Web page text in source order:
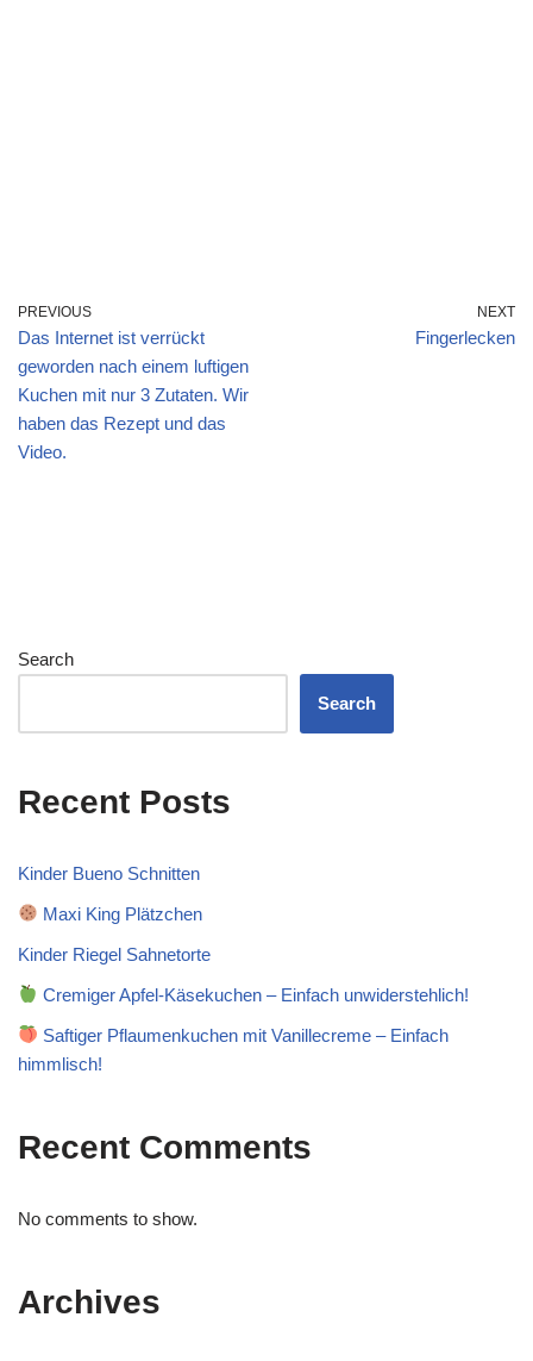
PREVIOUS
Das Internet ist verrückt
geworden nach einem luftigen
Kuchen mit nur 3 Zutaten. Wir
haben das Rezept und das
Video.
NEXT
Fingerlecken
Search
Search
Recent Posts
Kinder Bueno Schnitten
Maxi King Plätzchen
Kinder Riegel Sahnetorte
Cremiger Apfel-Käsekuchen – Einfach unwiderstehlich!
Saftiger Pflaumenkuchen mit Vanillecreme – Einfach
himmlisch!
Recent Comments
No comments to show.
Archives